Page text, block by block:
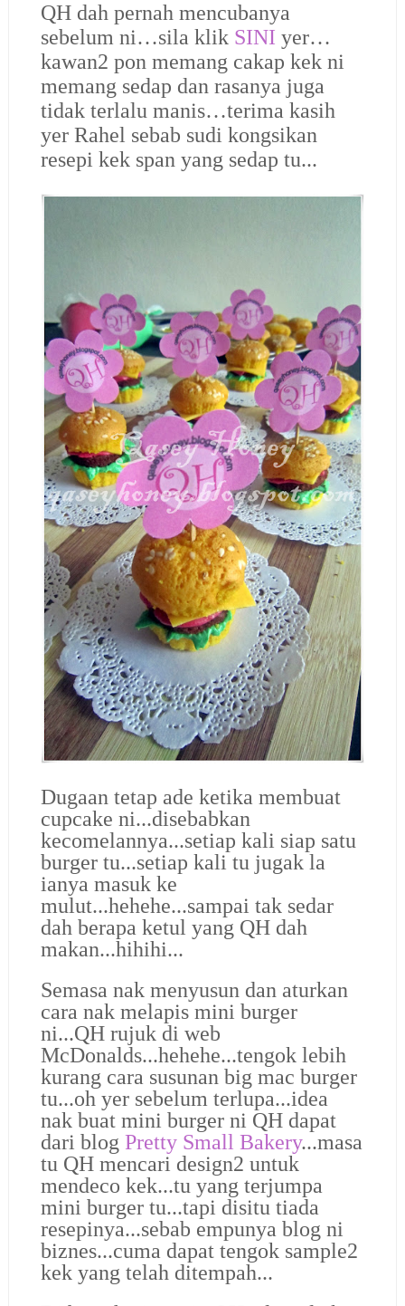
QH dah pernah mencubanya
sebelum ni…sila klik SINI yer…
kawan2 pon memang cakap kek ni
memang sedap dan rasanya juga
tidak terlalu manis…terima kasih
yer Rahel sebab sudi kongsikan
resepi kek span yang sedap tu...
Dugaan tetap ade ketika membuat
cupcake ni...disebabkan
kecomelannya...setiap kali siap satu
burger tu...setiap kali tu jugak la
ianya masuk ke
mulut...hehehe...sampai tak sedar
dah berapa ketul yang QH dah
makan...hihihi...
Semasa nak menyusun dan aturkan
cara nak melapis mini burger
ni...QH rujuk di web
McDonalds...hehehe...tengok lebih
kurang cara susunan big mac burger
tu...oh yer sebelum terlupa...idea
nak buat mini burger ni QH dapat
dari blog Pretty Small Bakery...masa
tu QH mencari design2 untuk
mendeco kek...tu yang terjumpa
mini burger tu...tapi disitu tiada
resepinya...sebab empunya blog ni
biznes...cuma dapat tengok sample2
kek yang telah ditempah...